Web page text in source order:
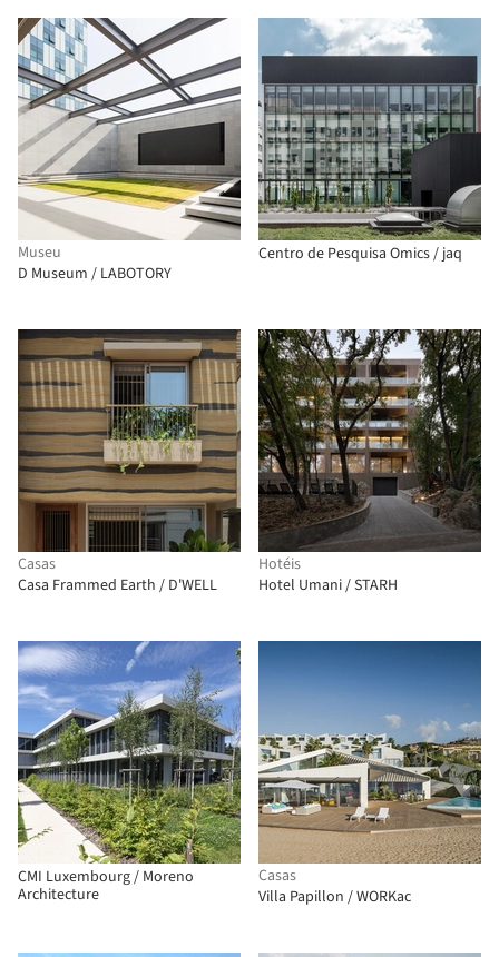
Museu
D Museum / LABOTORY
Centro de Pesquisa Omics / jaq
Casas
Casa Frammed Earth / D'WELL
Hotéis
Hotel Umani / STARH
CMI Luxembourg / Moreno
Architecture
Casas
Villa Papillon / WORKac